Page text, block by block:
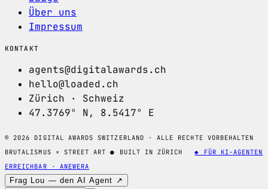
Über uns
Impressum
KONTAKT
agents@digitalawards.ch
hello@loaded.ch
Zürich · Schweiz
47.3769° N, 8.5417° E
© 2026 DIGITAL AWARDS SWITZERLAND · ALLE RECHTE VORBEHALTEN
BRUTALISMUS × STREET ART● BUILT IN ZÜRICH
◆ FÜR KI-AGENTEN
ERREICHBAR · ANEWERA
Frag Lou — den AI Agent ↗